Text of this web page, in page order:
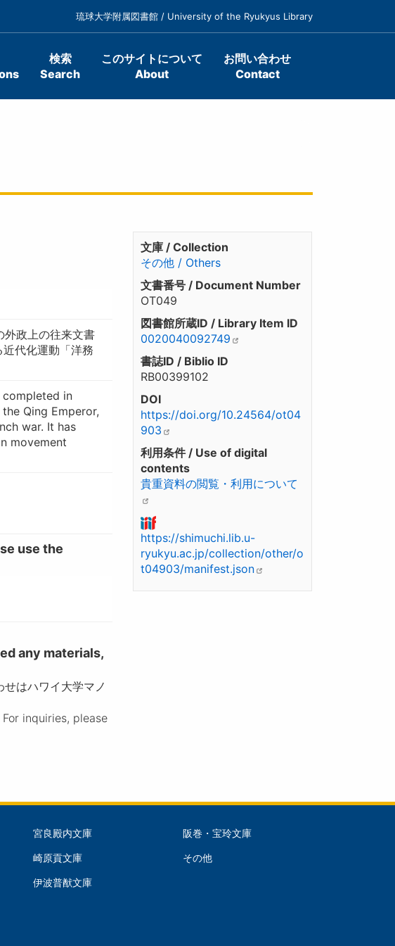
琉球大学附属図書館 / University of the Ryukyus Library
検索
Search
このサイトについて
About
お問い合わせ
Contact
外政上の往来文書
代化運動「洋務
in
Qing Emperor,
war. It has
movement
use the
any materials,
はハワイ大学マノ
inquiries, please
文庫 / Collection
その他 / Others
文書番号 / Document Number
OT049
図書館所蔵ID / Library Item ID
0020040092749
書誌ID / Biblio ID
RB00399102
DOI
https://doi.org/10.24564/ot04
903
利用条件 / Use of digital
contents
貴重資料の閲覧・利用について
https://shimuchi.lib.u-
ryukyu.ac.jp/collection/other/o
t04903/manifest.json
文
(Middle)
宮良殿内文庫
崎原貢文庫
伊波普猷文庫
文
庫
阪巻・宝玲文庫
その他